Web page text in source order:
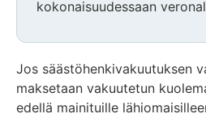
kokonaisuudessaan
Jos säästöhenkivakuutuksen
maksetaan vakuutetun
edellä mainituille